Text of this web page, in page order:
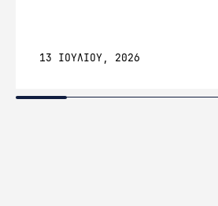
13 ΙΟΥΛΙΟΥ, 2026